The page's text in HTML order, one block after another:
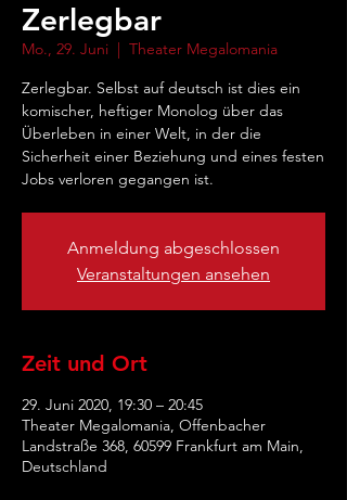
Zerlegbar
Mo., 29. Juni
  |
Theater Megalomania
Zerlegbar. Selbst auf deutsch ist dies ein
komischer, heftiger Monolog über das
Überleben in einer Welt, in der die
Sicherheit einer Beziehung und eines festen
Anmeldung abgeschlossen
Veranstaltungen ansehen
Zeit und Ort
29. Juni 2020, 19:30 – 20:45
Theater Megalomania, Offenbacher
Landstraße 368, 60599 Frankfurt am Main,
Deutschland